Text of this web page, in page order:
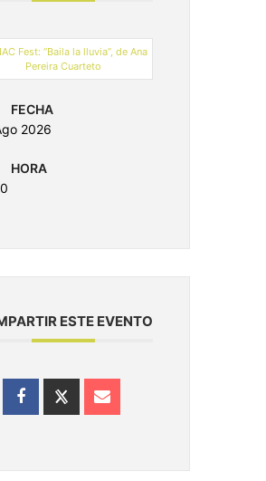
Fest: “Baila la lluvia”, de Ana
Pereira Cuarteto
FECHA
2026
HORA
ESTE EVENTO